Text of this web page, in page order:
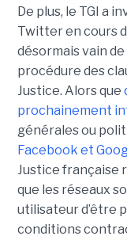
De plus, le TGI a
Twitter en cours
désormais vain
procédure des
Justice. Alors que
prochainement
générales ou
Facebook et
Justice française
que les réseaux
utilisateur d’être
conditions